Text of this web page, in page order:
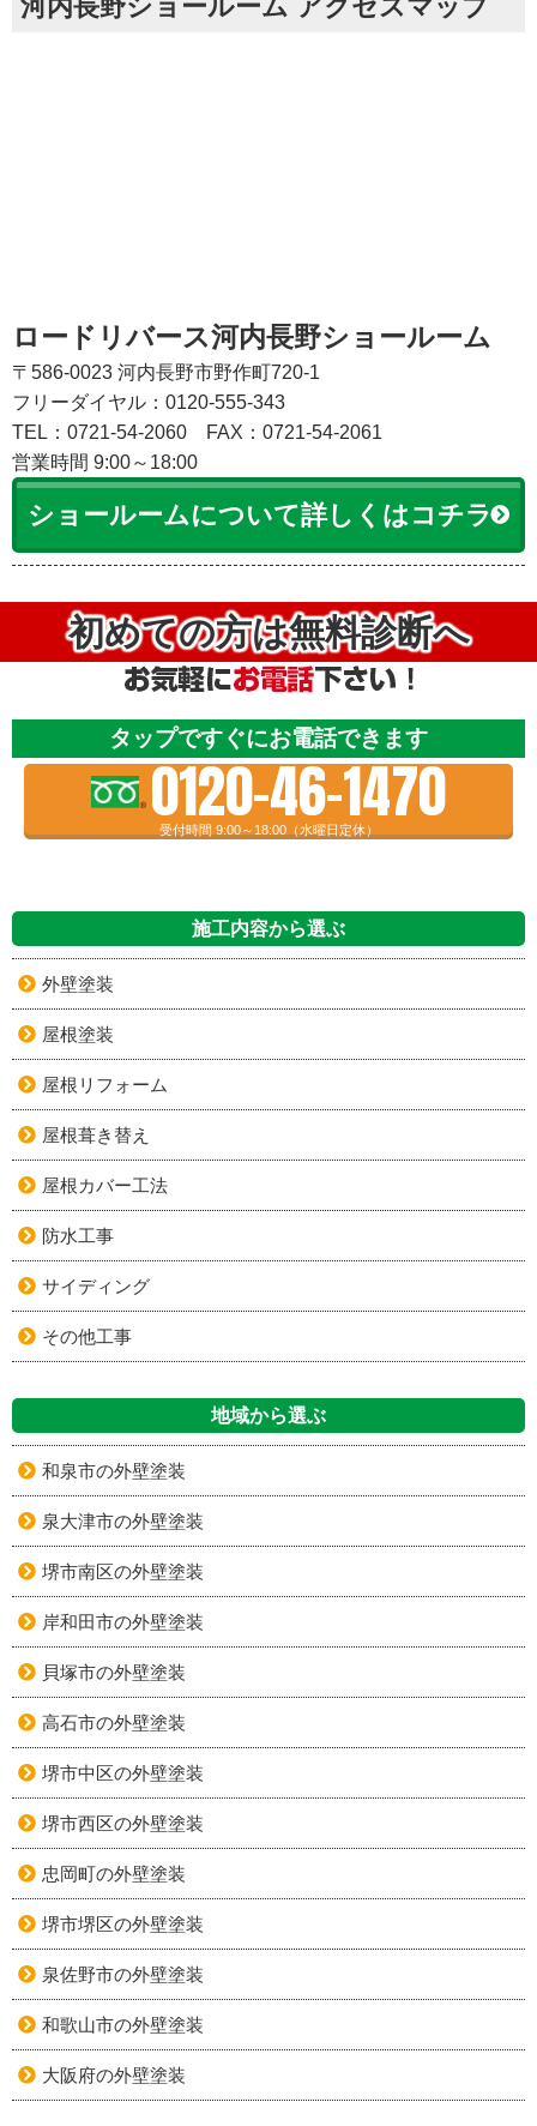
河内長野ショールーム アクセスマップ
ロードリバース河内長野ショールーム
〒586-0023 河内長野市野作町720-1
フリーダイヤル：0120-555-343
TEL：0721-54-2060
FAX：0721-54-2061
営業時間 9:00～18:00
ショールームについて詳しくはコチラ
初めての方は無料診断へ
タップですぐにお電話できます
0120-46-1470
受付時間 9:00～18:00（水曜日定休）
施工内容から選ぶ
外壁塗装
屋根塗装
屋根リフォーム
屋根葺き替え
屋根カバー工法
防水工事
サイディング
その他工事
地域から選ぶ
和泉市の外壁塗装
泉大津市の外壁塗装
堺市南区の外壁塗装
岸和田市の外壁塗装
貝塚市の外壁塗装
高石市の外壁塗装
堺市中区の外壁塗装
堺市西区の外壁塗装
忠岡町の外壁塗装
堺市堺区の外壁塗装
泉佐野市の外壁塗装
和歌山市の外壁塗装
大阪府の外壁塗装